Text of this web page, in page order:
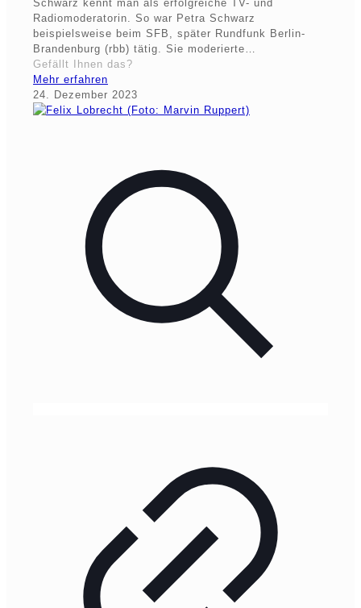
Schwarz kennt man als erfolgreiche TV- und
Radiomoderatorin. So war Petra Schwarz
beispielsweise beim SFB, später Rundfunk Berlin-
Brandenburg (rbb) tätig. Sie moderierte…
Gefällt Ihnen das?
Mehr erfahren
24. Dezember 2023